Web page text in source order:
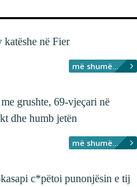
katëshe në Fier
më shumë...
grushte, 69-vjeçari në
dhe humb jetën
më shumë...
c*pëtoi punonjësin e tij